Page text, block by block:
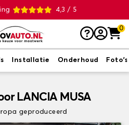
4,3 / 5
0
Installatie Onderhoud Foto's
LANCIA MUSA
geproduceerd